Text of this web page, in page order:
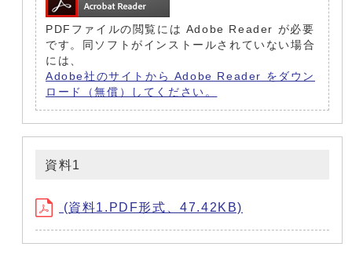
PDFファイルの閲覧には Adobe Reader が必要
です。同ソフトがインストールされていない場合
には、
Adobe社のサイトから Adobe Reader をダウン
ロード（無償）してください。
資料1
(資料1.PDF形式、47.42KB)